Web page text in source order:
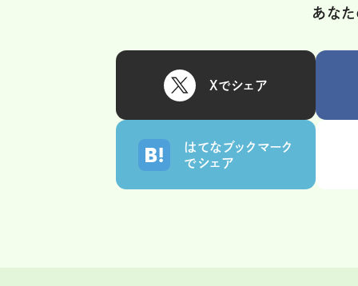
あなた
Xでシェア
はてなブックマーク
でシェア